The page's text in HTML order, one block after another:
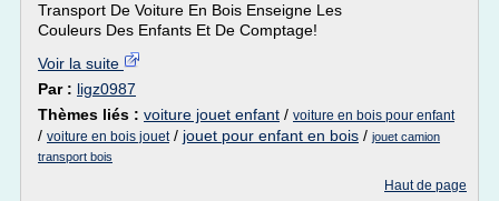
Transport De Voiture En Bois Enseigne Les
Couleurs Des Enfants Et De Comptage!
Voir la suite
Par : ligz0987
Thèmes liés : voiture jouet enfant / voiture en bois pour enfant
/ voiture en bois jouet/ jouet pour enfant en bois / jouet camion
transport bois
Haut de page